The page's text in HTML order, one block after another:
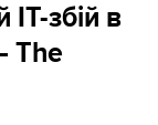
збій в
The